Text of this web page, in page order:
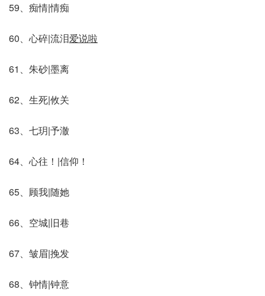
59、痴情|情痴
60、心碎|流泪爱说啦
61、朱砂|墨离
62、生死|攸关
63、七玥|予澈
64、心往！|信仰！
65、顾我|随她
66、空城|旧巷
67、皱眉|挽发
68、钟情|钟意